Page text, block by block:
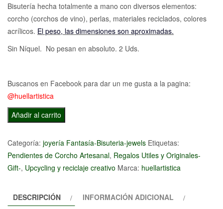
Bisutería hecha totalmente a mano con diversos elementos:
corcho (corchos de vino), perlas, materiales reciclados, colores
acrílicos. El peso, las dimensiones son aproximadas.
Sin Níquel. No pesan en absoluto. 2 Uds.
Buscanos en Facebook para dar un me gusta a la pagina:
@huellartistica
Pendientes
de
Corazones
Añadir al carrito
Categoría: joyería Fantasía-Bisuteria-jewels Etiquetas:
Pendientes de Corcho Artesanal, Regalos Utiles y Originales-
Gift-, Upcycling y reciclaje creativo Marca: huellartistica
DESCRIPCIÓN
INFORMACIÓN ADICIONAL